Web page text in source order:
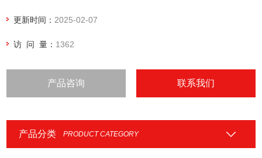
更新时间： 2025-02-07
访 问 量： 1362
产品咨询 联系我们
产品分类 PRODUCT CATEGORY